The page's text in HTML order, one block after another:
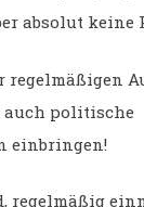
absolut keine
auch politische
einbringen!
regelmäßig